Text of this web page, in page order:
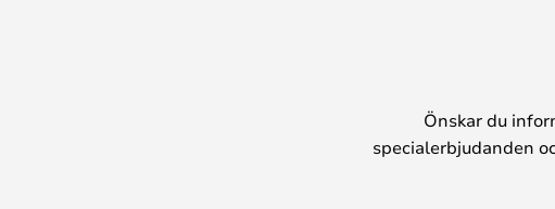
Önskar du
specialerbjudanden